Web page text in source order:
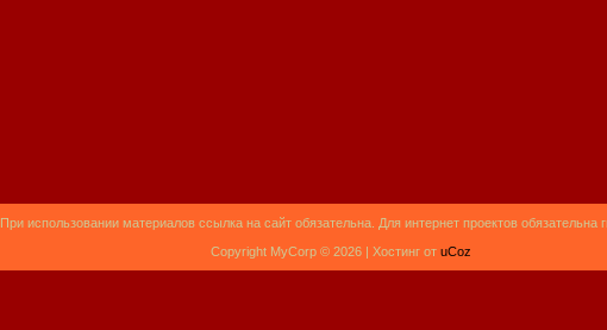
При использовании материалов ссылка на сайт обязательна. Для интернет проектов обязательна
Copyright MyCorp © 2026 | Хостинг от uCoz